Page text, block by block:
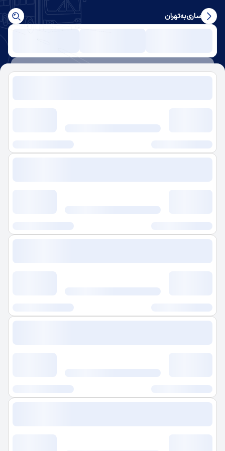
ساریبهتهران